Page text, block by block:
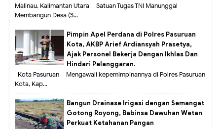
Malinau, Kalimantan Utara – Satuan Tugas TNI Manunggal
Membangun Desa (S...
Pimpin Apel Perdana di Polres Pasuruan
Kota, AKBP Arief Ardiansyah Prasetya,
Ajak Personel Bekerja Dengan Ikhlas Dan
Hindari Pelanggaran.
Kota Pasuruan – Mengawali kepemimpinannya di Polres Pasuruan
Kota, Kap...
Bangun Drainase Irigasi dengan Semangat
Gotong Royong, Babinsa Dawuhan Wetan
Perkuat Ketahanan Pangan